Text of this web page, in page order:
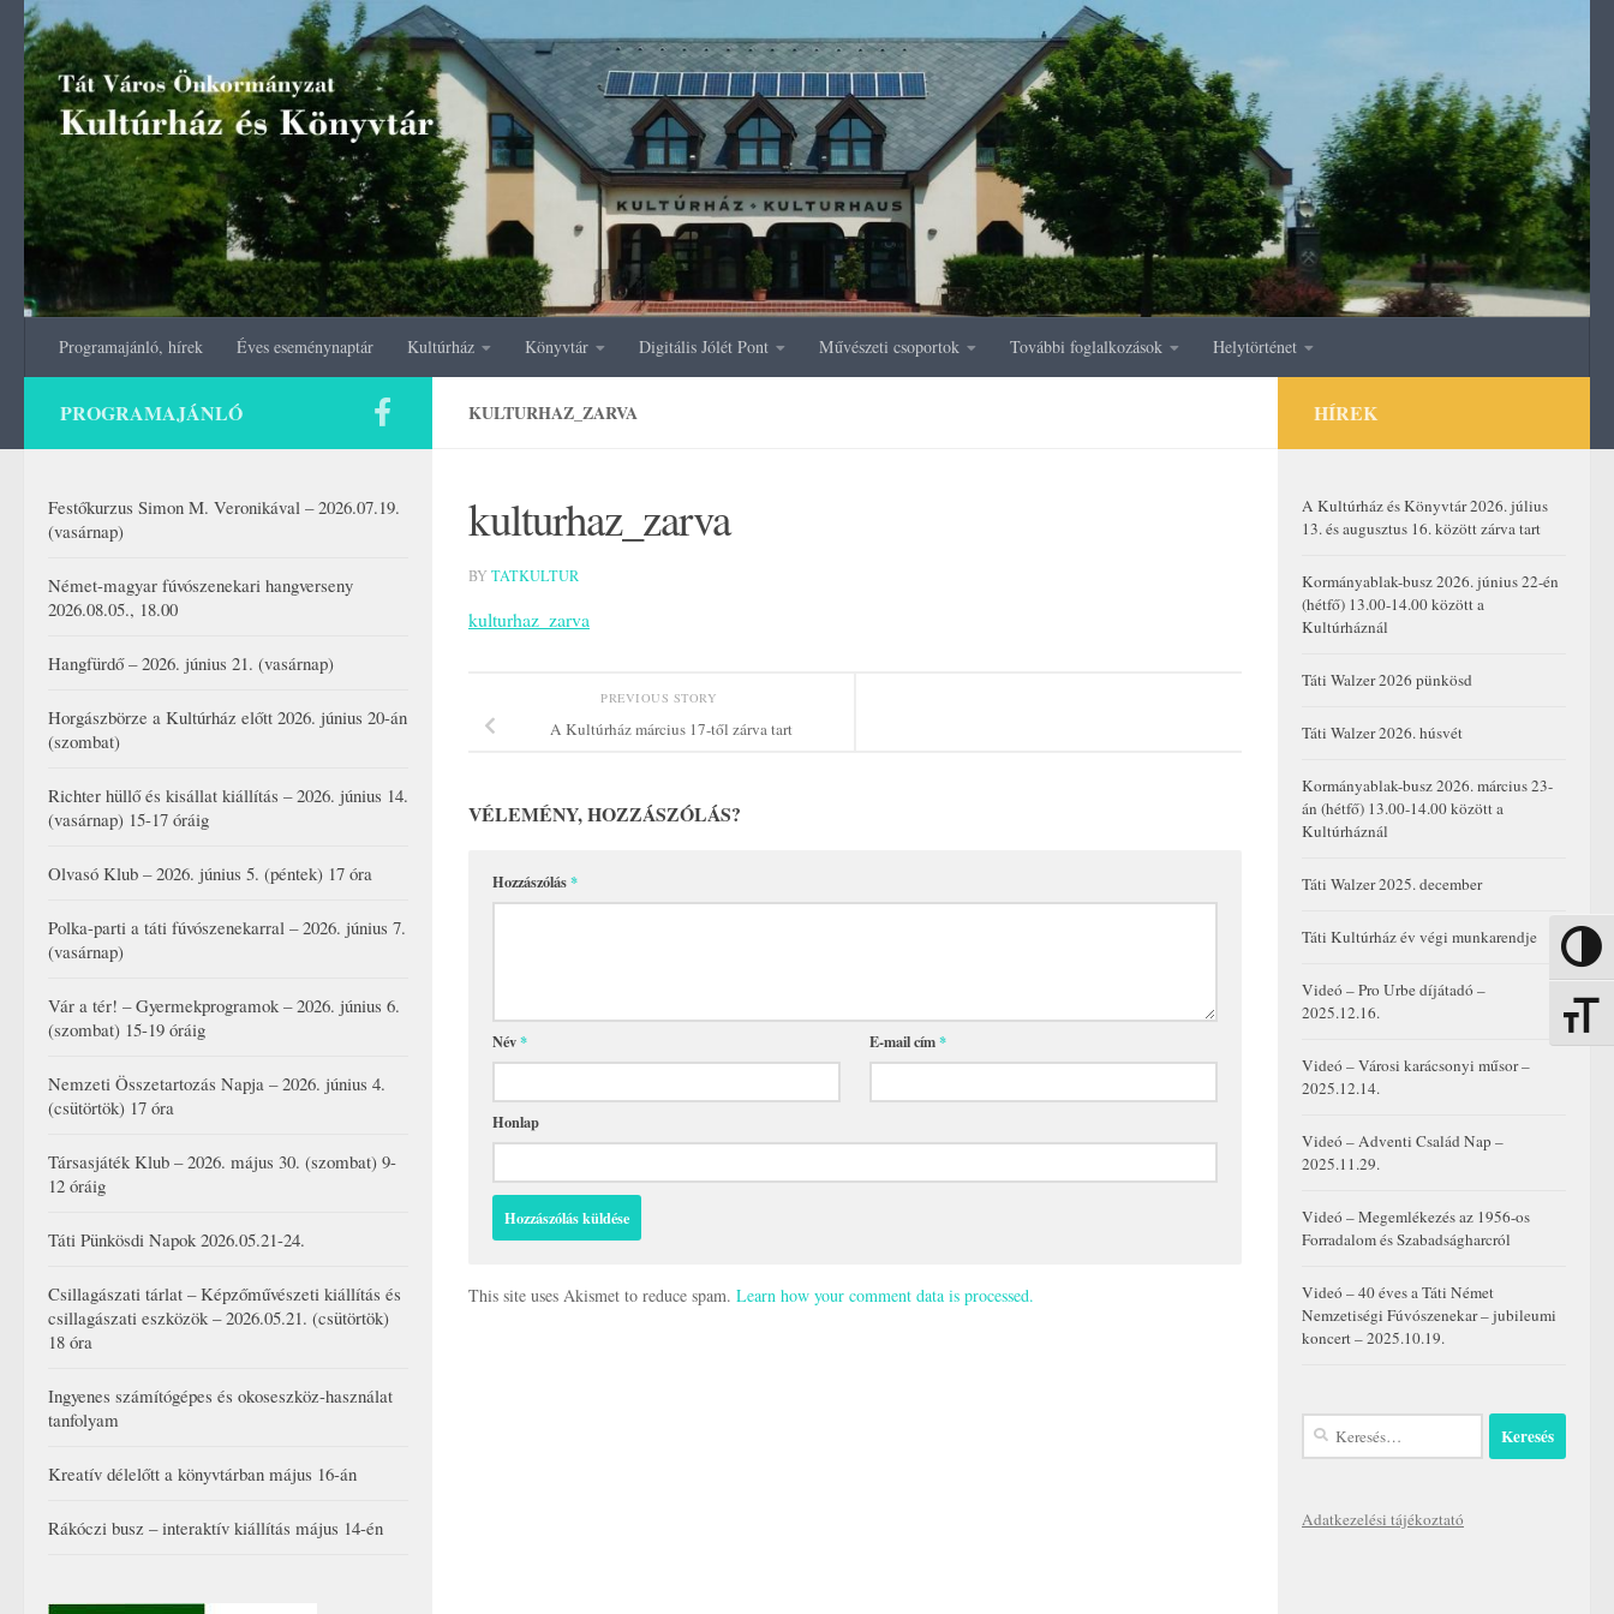
Nagy
Skip to content
Programajánló, hírek Éves eseménynaptár Kultúrház Könyvtár Digitális Jólét Pont Művészeti csoportok További foglalkozások Helytörténet
KULTURHAZ_ZARVA
kulturhaz_zarva
BY TATKULTUR
kulturhaz_zarva
PREVIOUS STORY
A Kultúrház március 17-től zárva tart
VÉLEMÉNY, HOZZÁSZÓLÁS?
Hozzászólás*
Név* E-mail cím*
Honlap
This site uses Akismet to reduce spam. Learn how your comment data is processed.
PROGRAMAJÁNLÓ
Festőkurzus Simon M. Veronikával – 2026.07.19.
(vasárnap)
Német-magyar fúvószenekari hangverseny
2026.08.05., 18.00
Hangfürdő – 2026. június 21. (vasárnap)
Horgászbörze a Kultúrház előtt 2026. június 20-án
(szombat)
Richter hüllő és kisállat kiállítás – 2026. június 14.
(vasárnap) 15-17 óráig
Olvasó Klub – 2026. június 5. (péntek) 17 óra
Polka-parti a táti fúvószenekarral – 2026. június 7.
(vasárnap)
Vár a tér! – Gyermekprogramok – 2026. június 6.
(szombat) 15-19 óráig
Nemzeti Összetartozás Napja – 2026. június 4.
(csütörtök) 17 óra
Társasjáték Klub – 2026. május 30. (szombat) 9-
12 óráig
Táti Pünkösdi Napok 2026.05.21-24.
Csillagászati tárlat – Képzőművészeti kiállítás és
csillagászati eszközök – 2026.05.21. (csütörtök)
18 óra
Ingyenes számítógépes és okoseszköz-használat
tanfolyam
Kreatív délelőtt a könyvtárban május 16-án
Rákóczi busz – interaktív kiállítás május 14-én
HÍREK
A Kultúrház és Könyvtár 2026. július
13. és augusztus 16. között zárva tart
Kormányablak-busz 2026. június 22-én
(hétfő) 13.00-14.00 között a
Kultúrháznál
Táti Walzer 2026 pünkösd
Táti Walzer 2026. húsvét
Kormányablak-busz 2026. március 23-
án (hétfő) 13.00-14.00 között a
Kultúrháznál
Táti Walzer 2025. december
Táti Kultúrház év végi munkarendje
Videó – Pro Urbe díjátadó –
2025.12.16.
Videó – Városi karácsonyi műsor –
2025.12.14.
Videó – Adventi Család Nap –
2025.11.29.
Videó – Megemlékezés az 1956-os
Forradalom és Szabadságharcról
Videó – 40 éves a Táti Német
Nemzetiségi Fúvószenekar – jubileumi
koncert – 2025.10.19.
Keresés:
Adatkezelési tájékoztató